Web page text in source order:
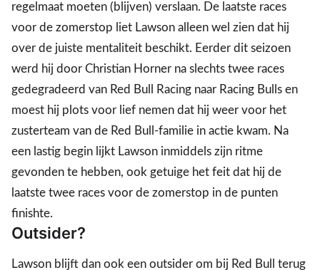
regelmaat moeten (blijven) verslaan. De laatste races
voor de zomerstop liet Lawson alleen wel zien dat hij
over de juiste mentaliteit beschikt. Eerder dit seizoen
werd hij door Christian Horner na slechts twee races
gedegradeerd van Red Bull Racing naar Racing Bulls en
moest hij plots voor lief nemen dat hij weer voor het
zusterteam van de Red Bull-familie in actie kwam. Na
een lastig begin lijkt Lawson inmiddels zijn ritme
gevonden te hebben, ook getuige het feit dat hij de
laatste twee races voor de zomerstop in de punten
finishte.
Outsider?
Lawson blijft dan ook een outsider om bij Red Bull terug